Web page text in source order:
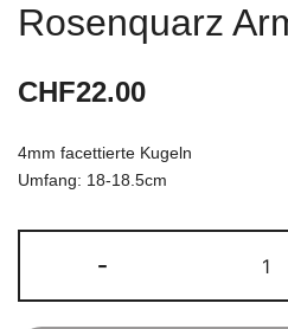
Rosenquarz
CHF22.00
4mm facettierte Kugeln
Umfang: 18-18.5cm
-